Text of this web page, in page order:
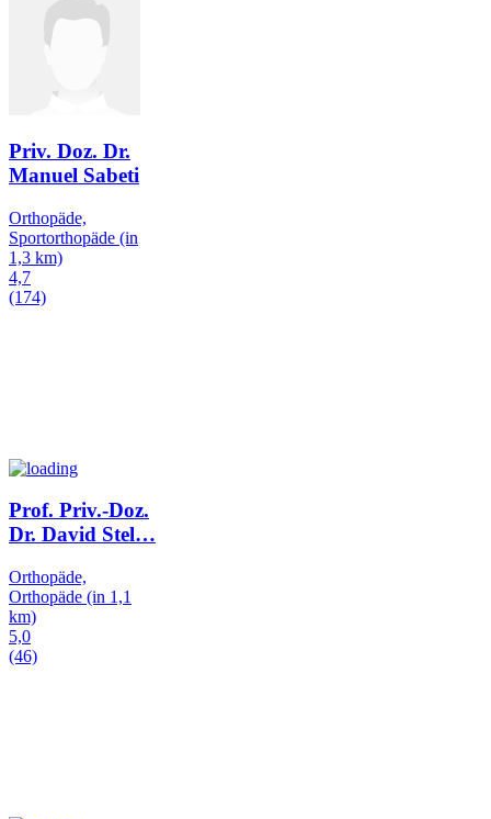
Priv. Doz. Dr.
Manuel Sabeti
Orthopäde,
Sportorthopäde (in
1,3 km)
4,7
(174)
Prof. Priv.-Doz.
Dr. David Stel…
Orthopäde,
Orthopäde (in 1,1
km)
5,0
(46)